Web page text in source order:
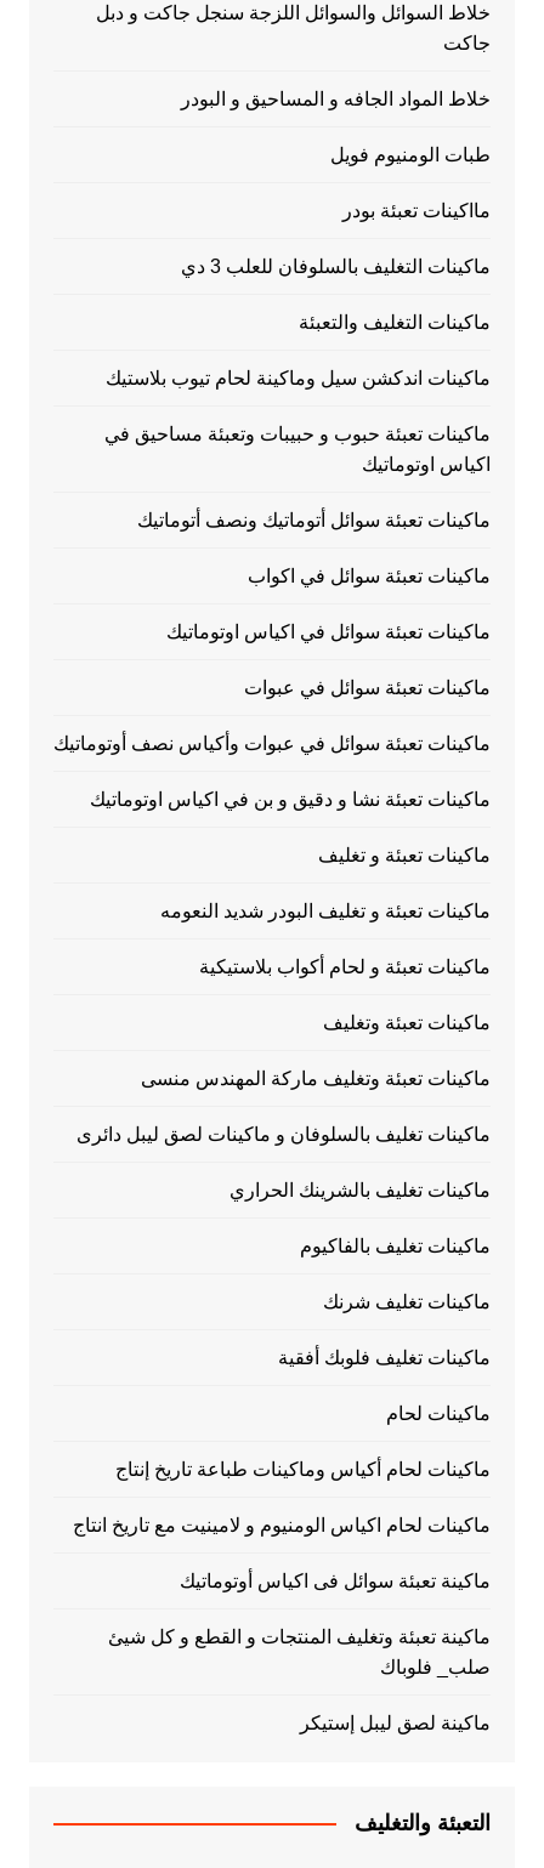
خلاط السوائل والسوائل اللزجة سنجل جاكت و دبل
جاكت
خلاط المواد الجافه و المساحيق و البودر
طبات الومنيوم فويل
مااكينات تعبئة بودر
ماكينات التغليف بالسلوفان للعلب 3 دي
ماكينات التغليف والتعبئة
ماكينات اندكشن سيل وماكينة لحام تيوب بلاستيك
ماكينات تعبئة حبوب و حبيبات وتعبئة مساحيق في
اكياس اوتوماتيك
ماكينات تعبئة سوائل أتوماتيك ونصف أتوماتيك
ماكينات تعبئة سوائل في اكواب
ماكينات تعبئة سوائل في اكياس اوتوماتيك
ماكينات تعبئة سوائل في عبوات
ماكينات تعبئة سوائل في عبوات وأكياس نصف أوتوماتيك
ماكينات تعبئة نشا و دقيق و بن في اكياس اوتوماتيك
ماكينات تعبئة و تغليف
ماكينات تعبئة و تغليف البودر شديد النعومه
ماكينات تعبئة و لحام أكواب بلاستيكية
ماكينات تعبئة وتغليف
ماكينات تعبئة وتغليف ماركة المهندس منسى
ماكينات تغليف بالسلوفان و ماكينات لصق ليبل دائرى
ماكينات تغليف بالشرينك الحراري
ماكينات تغليف بالفاكيوم
ماكينات تغليف شرنك
ماكينات تغليف فلوبك أفقية
ماكينات لحام
ماكينات لحام أكياس وماكينات طباعة تاريخ إنتاج
ماكينات لحام اكياس الومنيوم و لامينيت مع تاريخ انتاج
ماكينة تعبئة سوائل فى اكياس أوتوماتيك
ماكينة تعبئة وتغليف المنتجات و القطع و كل شيئ
صلب_ فلوباك
ماكينة لصق ليبل إستيكر
التعبئة والتغليف